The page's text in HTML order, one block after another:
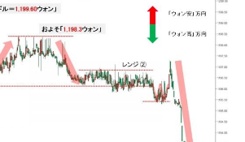
･外為取引量「1日当たり1,214.4億ド
資金の動きに強く左右される状態
･帰ってきた李在明。李在明を支持しな
大統領府ボンクラ政策室長が告発され
恐るべき株価操作であり、空前の国政壟